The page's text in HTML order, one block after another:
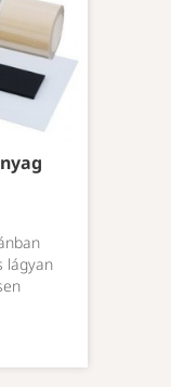
lágyan